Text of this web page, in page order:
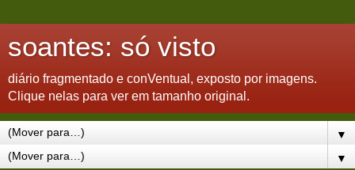
soantes: só visto
diário fragmentado e conVentual, exposto por imagens.
Clique nelas para ver em tamanho original.
▼
▼